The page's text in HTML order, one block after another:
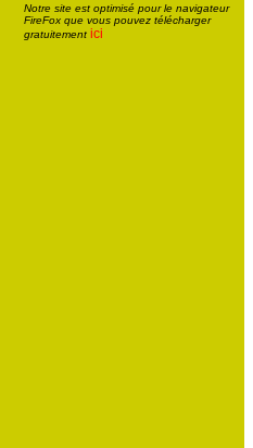
Notre site est optimisé pour le navigateur
FireFox que vous pouvez télécharger
gratuitement ici